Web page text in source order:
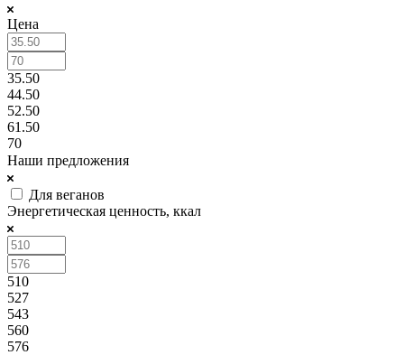
Цена
35.50
44.50
52.50
61.50
70
Наши предложения
Для веганов
Энергетическая ценность, ккал
510
527
543
560
576